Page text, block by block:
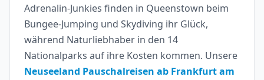
Adrenalin-Junkies finden in Queenstown beim
Bungee-Jumping und Skydiving ihr Glück,
während Naturliebhaber in den 14
Nationalparks auf ihre Kosten kommen. Unsere
Neuseeland Pauschalreisen ab Frankfurt am